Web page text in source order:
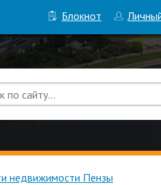
Блокнот
недвижимости Пензы